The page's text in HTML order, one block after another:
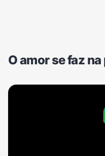
O amor se faz